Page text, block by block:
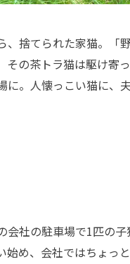
捨てられた家猫。「
その茶トラ猫は駆け寄
に。人懐っこい猫に、
社の駐車場で1匹の
め、会社ではちょっ